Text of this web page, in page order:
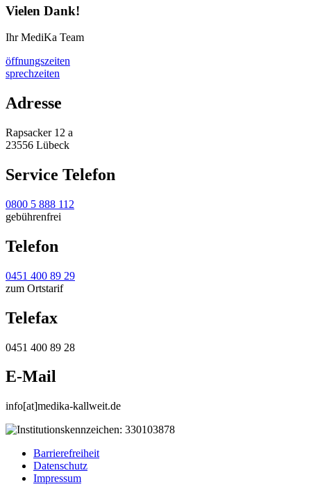
Vielen Dank!
Ihr MediKa Team
öffnungszeiten
sprechzeiten
Adresse
Rapsacker 12 a
23556 Lübeck
Service Telefon
0800 5 888 112
gebührenfrei
Telefon
0451 400 89 29
zum Ortstarif
Telefax
0451 400 89 28
E-Mail
info[at]medika-kallweit.de
Barrierefreiheit
Datenschutz
Impressum